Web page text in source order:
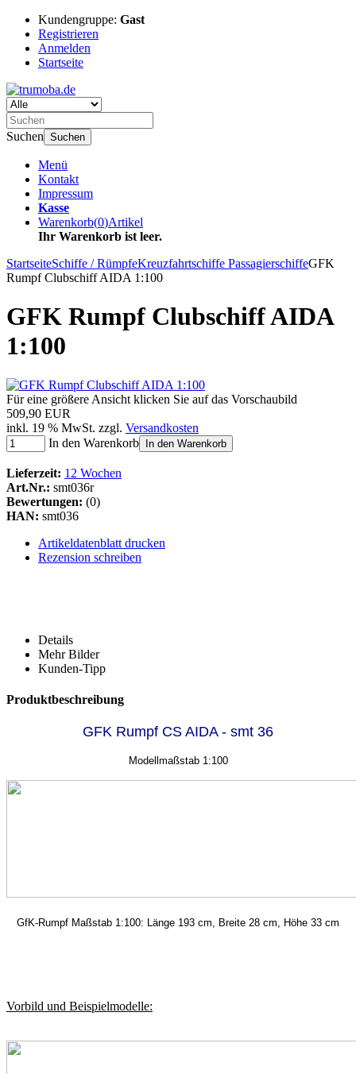
Kundengruppe: Gast
Registrieren
Anmelden
Startseite
Suchen Suchen
Menü
Kontakt
Impressum
Kasse
Warenkorb(0)Artikel
Ihr Warenkorb ist leer.
StartseiteSchiffe / RümpfeKreuzfahrtschiffe PassagierschiffeGFK
Rumpf Clubschiff AIDA 1:100
GFK Rumpf Clubschiff AIDA
1:100
Für eine größere Ansicht klicken Sie auf das Vorschaubild
509,90 EUR
inkl. 19 % MwSt. zzgl. Versandkosten
In den Warenkorb
In den Warenkorb
Lieferzeit: 12 Wochen
Art.Nr.: smt036r
Bewertungen: (0)
HAN: smt036
Artikeldatenblatt drucken
Rezension schreiben
Details
Mehr Bilder
Kunden-Tipp
Produktbeschreibung
GFK Rumpf CS AIDA - smt 36
Modellmaßstab 1:100
GfK-Rumpf Maßstab 1:100: Länge 193 cm, Breite 28 cm, Höhe 33 cm
Vorbild und Beispielmodelle: